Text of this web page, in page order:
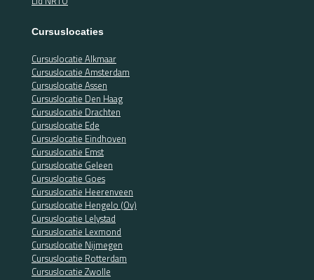
Cursuslocaties
Cursuslocatie Alkmaar
Cursuslocatie Amsterdam
Cursuslocatie Assen
Cursuslocatie Den Haag
Cursuslocatie Drachten
Cursuslocatie Ede
Cursuslocatie Eindhoven
Cursuslocatie Emst
Cursuslocatie Geleen
Cursuslocatie Goes
Cursuslocatie Heerenveen
Cursuslocatie Hengelo (Ov)
Cursuslocatie Lelystad
Cursuslocatie Lexmond
Cursuslocatie Nijmegen
Cursuslocatie Rotterdam
Cursuslocatie Zwolle